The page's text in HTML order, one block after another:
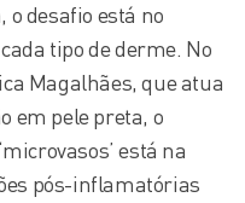
o desafio está no
tipo de derme. No
Magalhães, que atua
em pele preta, o
está na
pós-inflamatórias